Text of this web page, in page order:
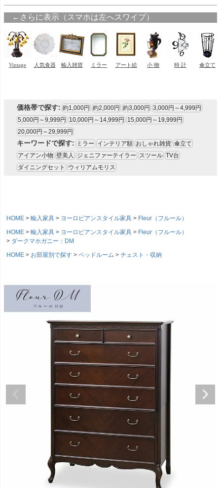
価格帯で探す: 約1,000円 約2,000円 約3,000円 3,000円～4,999円
5,000円～9,999円
10,000円～14,999円
15,000円～19,999円
20,000円～29,999円
キーワードで探す: ミラー インテリア額 おしゃれ雑貨 傘立て
アイアン小物 壁美人 ジェニファーテイラー スツール TV台
ダイニングセット
ウィリアムモリス
HOME 輸入家具 ヨーロピアンスタイル家具
Fleur（フルール）
HOME
輸入家具 ヨーロピアンスタイル家具
Fleur（フルール）
ダークマホガニー：DM
HOME
お部屋別で探す ベッドルーム チェスト・収納